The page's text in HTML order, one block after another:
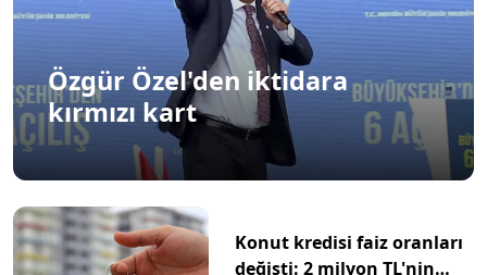
Özgür Özel'den iktidara
kırmızı kart
Konut kredisi faiz oranları
değişti: 2 milyon TL'nin